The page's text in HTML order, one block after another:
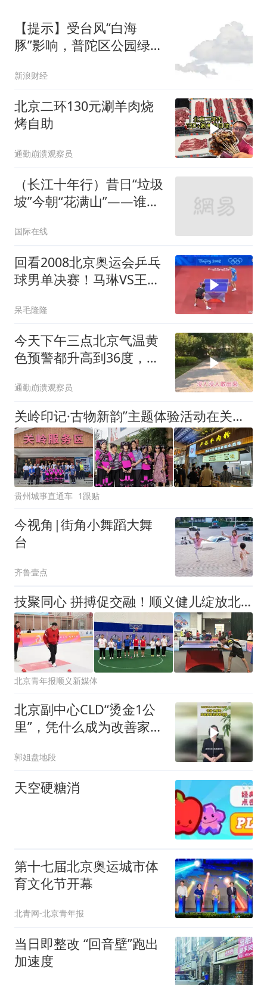
【提示】受台风“白海
豚”影响，普陀区公园绿地
取消
新浪财经
北京二环130元涮羊肉烧
烤自助
通勤崩溃观察员
（长江十年行）昔日“垃圾
坡”今朝“花满山”——谁让
子？
国际在线
回看2008北京奥运会乒乓
球男单决赛！马琳VS王
呆毛隆隆
今天下午三点北京气温黄
色预警都升高到36度，我
通勤崩溃观察员
关岭印记·古物新韵”主题体验活动在关岭服务区精彩启幕
贵州城事直通车 1跟贴
今视角|街角小舞蹈大舞
台
齐鲁壹点
技聚同心 拼搏促交融！顺义健儿绽放北京市民族传统体育运动会赛场
北京青年报顺义新媒体
北京副中心CLD“烫金1公
里”，凭什么成为改善家庭
郭姐盘地段
天空硬糖消
第十七届北京奥运城市体
育文化节开幕
北青网-北京青年报
当日即整改 “回音壁”跑出
加速度